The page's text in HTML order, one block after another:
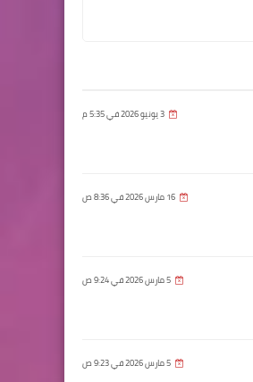
3 يونيو 2026 في 5:35 م
16 مارس 2026 في 8:36 ص
5 مارس 2026 في 9:24 ص
5 مارس 2026 في 9:23 ص